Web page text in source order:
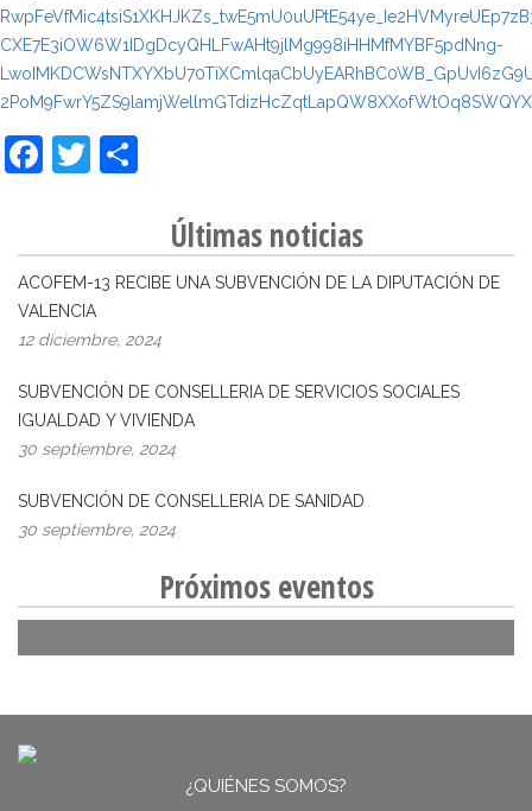
CXE7E3iOW6W1IDgDcyQHLFwAHt9jlMg998iHHMfMYBF5pdNng-
Facebook
Twitter
Últimas noticias
ACOFEM-13 RECIBE UNA SUBVENCIÓN DE LA DIPUTACIÓN DE
VALENCIA
12 diciembre, 2024
SUBVENCIÓN DE CONSELLERIA DE SERVICIOS SOCIALES
IGUALDAD Y VIVIENDA
30 septiembre, 2024
SUBVENCIÓN DE CONSELLERIA DE SANIDAD
30 septiembre, 2024
Próximos eventos
¿QUIÉNES SOMOS?